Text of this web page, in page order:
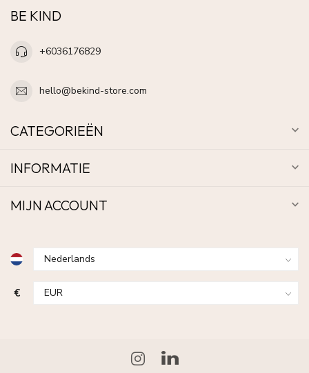
BE KIND
+6036176829
hello@bekind-store.com
CATEGORIEËN
INFORMATIE
MIJN ACCOUNT
€